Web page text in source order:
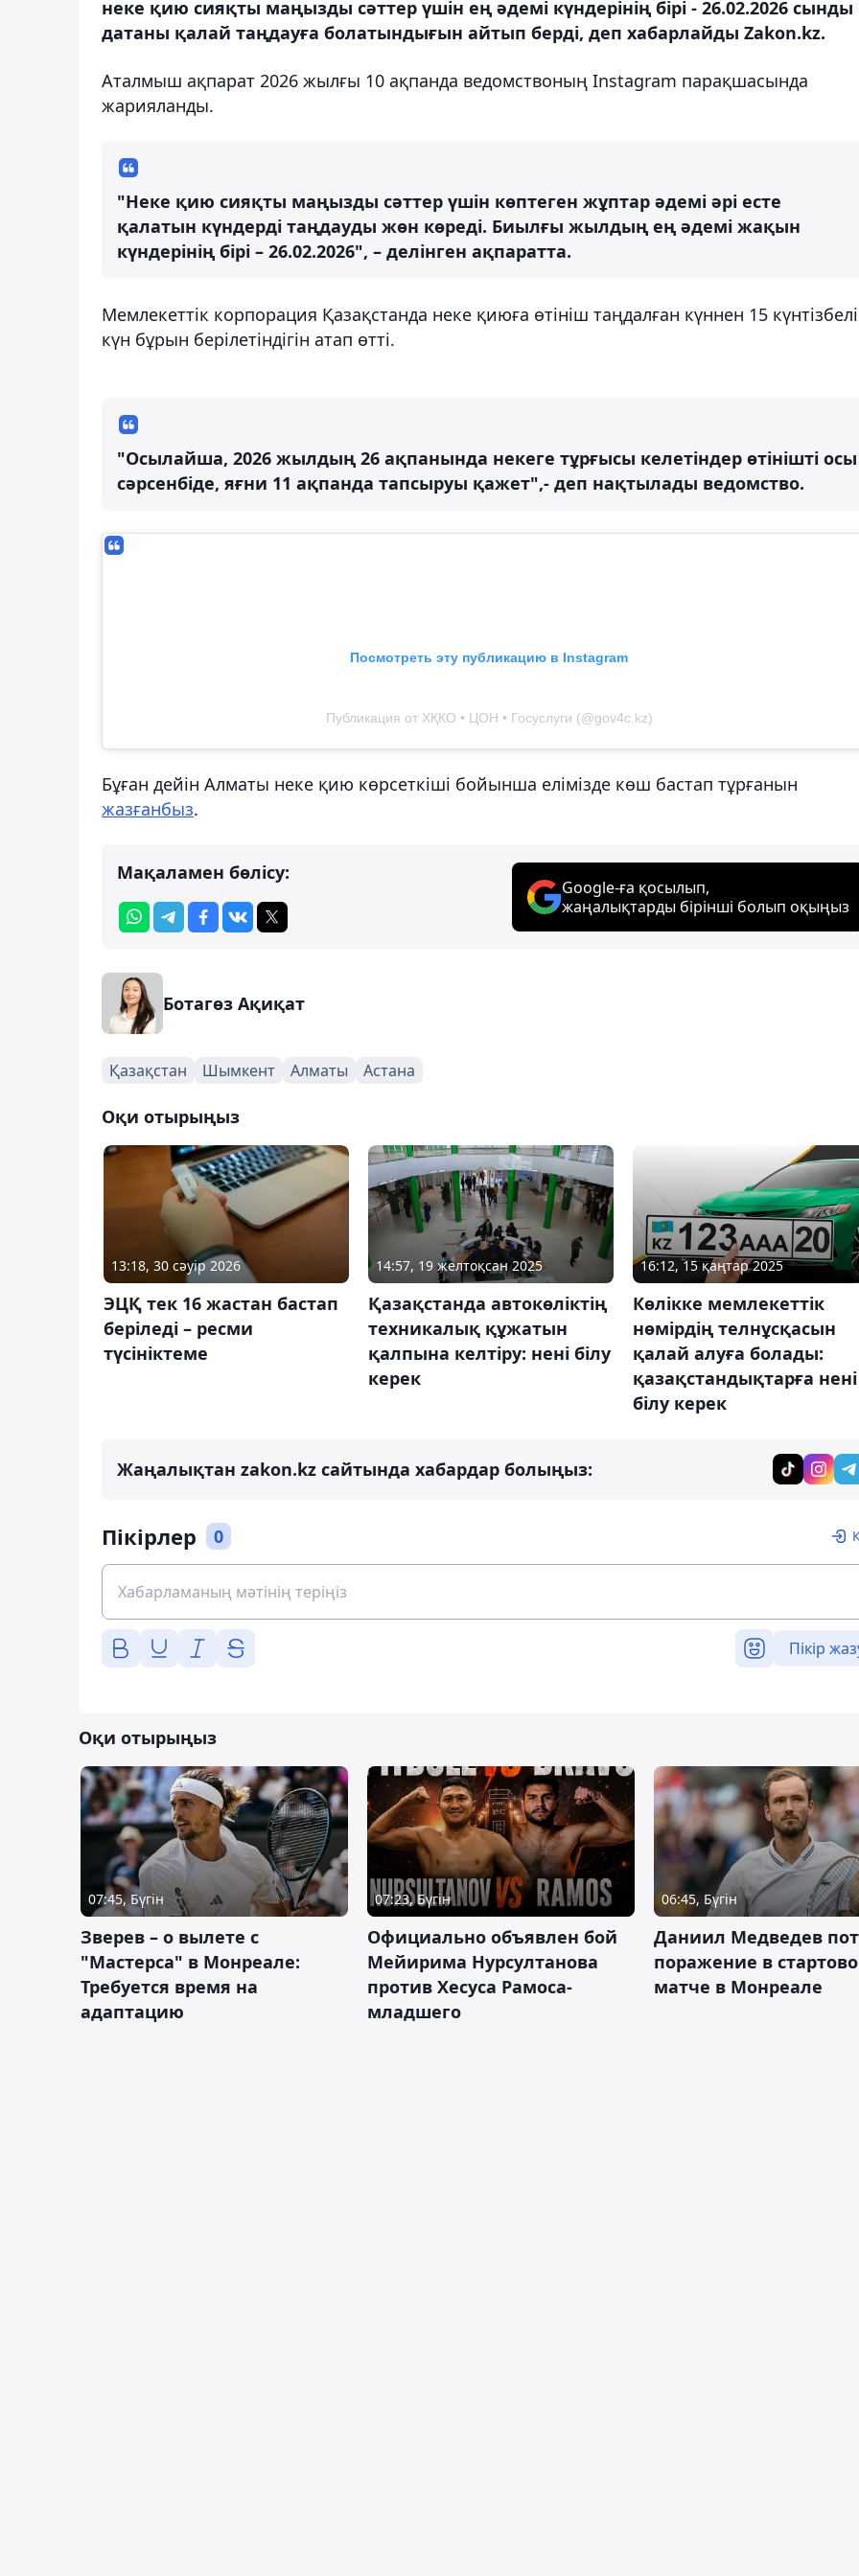
неке қию сияқты маңызды сәттер үшін ең әдемі күндерінің бірі - 26.02.2026 сынды
датаны қалай таңдауға болатындығын айтып берді, деп хабарлайды Zakon.kz.
Аталмыш ақпарат 2026 жылғы 10 ақпанда ведомствоның Instagram парақшасында
жарияланды.
"Неке қию сияқты маңызды сәттер үшін көптеген жұптар әдемі әрі есте
қалатын күндерді таңдауды жөн көреді. Биылғы жылдың ең әдемі жақын
күндерінің бірі – 26.02.2026", – делінген ақпаратта.
Мемлекеттік корпорация Қазақстанда неке қиюға өтініш таңдалған күннен 15
күн бұрын берілетіндігін атап өтті.
"Осылайша, 2026 жылдың 26 ақпанында некеге тұрғысы келетіндер өтінішті осы
сәрсенбіде, яғни 11 ақпанда тапсыруы қажет",- деп нақтылады ведомство.
Посмотреть эту публикацию в Instagram
Публикация от ХҚКО • ЦОН • Госуслуги (@gov4c.kz)
Бұған дейін Алматы неке қию көрсеткіші бойынша елімізде көш бастап тұрғанын
жазғанбыз.
Мақаламен бөлісу:
Google-ға қосылып,
жаңалықтарды бірінші болып оқыңыз
Ботагөз Ақиқат
Қазақстан Шымкент Алматы Астана
Оқи отырыңыз
13:18, 30 сәуір 2026
ЭЦҚ тек 16 жастан бастап
беріледі – ресми
түсініктеме
14:57, 19 желтоқсан 2025
Қазақстанда автокөліктің
техникалық құжатын
қалпына келтіру: нені білу
керек
16:12, 15 қаңтар 2025
Көлікке мемлекеттік
нөмірдің телнұсқасын
қалай алуға болады:
қазақстандықтарға нені
білу керек
Жаңалықтан zakon.kz сайтында хабардар болыңыз:
Пікірлер 0
Пікір
Оқи отырыңыз
07:45, Бүгін
Зверев – о вылете с
"Мастерса" в Монреале:
Требуется время на
адаптацию
07:23, Бүгін
Официально объявлен бой
Мейирима Нурсултанова
против Хесуса Рамоса-
младшего
06:45, Бүгін
Даниил Медведев
поражение в
матче в Монреале